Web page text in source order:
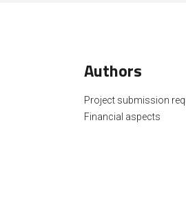
Authors
Project submission
Financial aspects